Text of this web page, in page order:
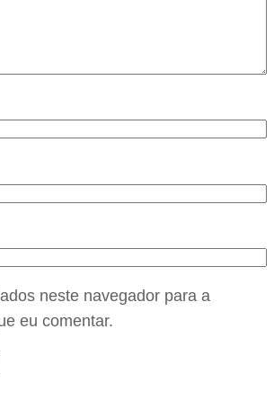
neste navegador para a
eu comentar.